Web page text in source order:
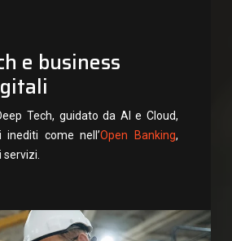
e business
Tech, guidato da AI e Cloud,
inediti come nell’Open Banking,
servizi.